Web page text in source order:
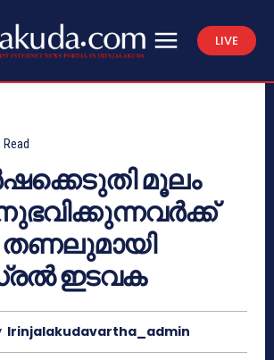
LIVE
Read
മൂലം
തണലുമായി
ഇടവക
Irinjalakudavartha_admin